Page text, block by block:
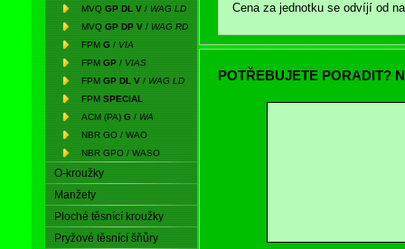
MVQ GP DL V / WAG LD
MVQ GP DP V / WAG RD
FPM G / VIA
FPM GP / VIAS
FPM GP DL V / WAG LD
FPM SPECIAL
ACM (PA) G / WA
NBR GO / WAO
NBR GPO / WASO
O-kroužky
Manžety
Ploché těsnící kroužky
Pryžové těsnící šňůry
Cena za jednotku se odvíjí od
POTŘEBUJETE PORADIT?